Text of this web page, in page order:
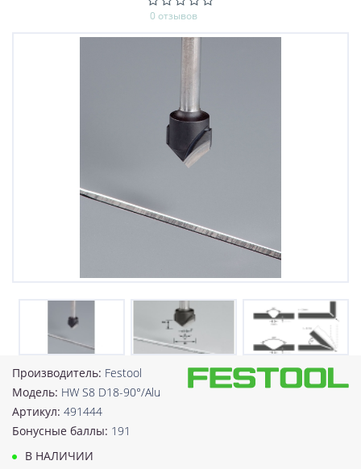
0 отзывов
Производитель: Festool
Модель: HW S8 D18-90°/Alu
Артикул: 491444
Бонусные баллы: 191
В НАЛИЧИИ